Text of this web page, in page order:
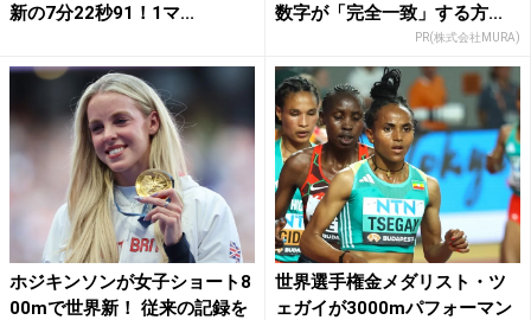
新の7分22秒91！1マ...
数字が「完全一致」する方...
PR(株式会社MURA)
ホジキンソンが女子ショート8
00mで世界新！ 従来の記録を
世界選手権金メダリスト・ツ
ェガイが3000mパフォーマン